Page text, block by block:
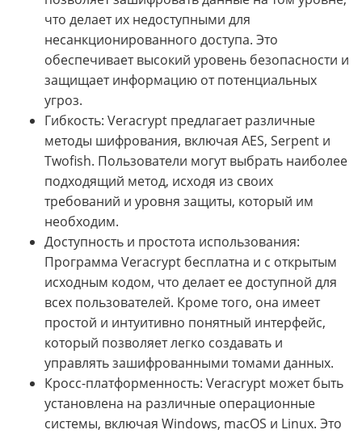
что делает их недоступными для
несанкционированного доступа. Это
обеспечивает высокий уровень безопасности и
защищает информацию от потенциальных
угроз.
Гибкость: Veracrypt предлагает различные
методы шифрования, включая AES, Serpent и
Twofish. Пользователи могут выбрать наиболее
подходящий метод, исходя из своих
требований и уровня защиты, который им
необходим.
Доступность и простота использования:
Программа Veracrypt бесплатна и с открытым
исходным кодом, что делает ее доступной для
всех пользователей. Кроме того, она имеет
простой и интуитивно понятный интерфейс,
который позволяет легко создавать и
управлять зашифрованными томами данных.
Кросс-платформенность: Veracrypt может быть
установлена на различные операционные
системы, включая Windows, macOS и Linux. Это